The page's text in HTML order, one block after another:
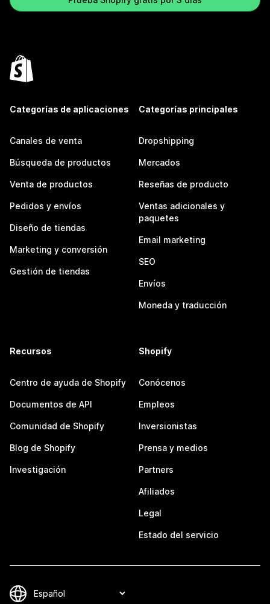
Categorías de aplicaciones
Canales de venta
Búsqueda de productos
Venta de productos
Pedidos y envíos
Diseño de tiendas
Marketing y conversión
Gestión de tiendas
Categorías principales
Dropshipping
Mercados
Reseñas de producto
Ventas adicionales y
paquetes
Email marketing
SEO
Envíos
Moneda y traducción
Recursos
Centro de ayuda de Shopify
Documentos de API
Comunidad de Shopify
Blog de Shopify
Investigación
Shopify
Conócenos
Empleos
Inversionistas
Prensa y medios
Partners
Afiliados
Legal
Estado del servicio